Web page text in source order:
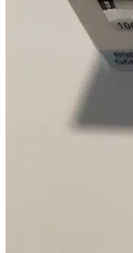
S4 Andarine
SR-9009 Stenabolic
YK-11 Myostine
Κλενβουτερόλη
Salbutamol